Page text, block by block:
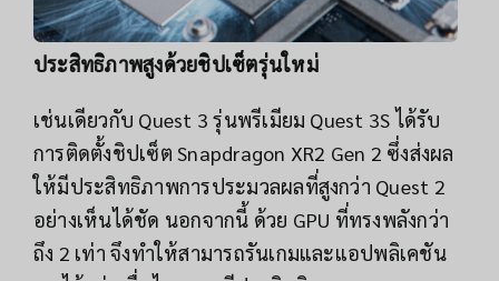
ประสิทธิภาพสูงด้วยชิปเซ็ตรุ่นใหม่
เช่นเดียวกับ Quest 3 รุ่นพรีเมียม Quest 3S ได้รับ
การติดตั้งชิปเซ็ต Snapdragon XR2 Gen 2 ซึ่งส่งผล
ให้มีประสิทธิภาพการประมวลผลที่สูงกว่า Quest 2
อย่างเห็นได้ชัด นอกจากนี้ ด้วย GPU ที่ทรงพลังกว่า
ถึง 2 เท่า จึงทำให้สามารถรันเกมและแอปพลิเคชัน